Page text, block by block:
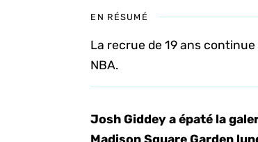
EN RÉSUMÉ
La recrue de 19 ans
NBA.
Josh Giddey a épaté la
Madison Square Garden